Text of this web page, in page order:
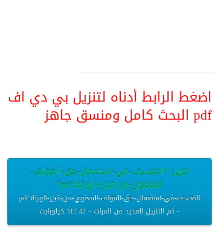
__________________________________
اضغط الرابط أدناه لتنزيل بي دي اف
pdf البحث كامل ومنسق جاهز
تنزيل “التعسف-في-استعمال-حق-المؤلف-
المعنوي-من-قبل-الورثة.pdf”
التعسف-في-استعمال-حق-المؤلف-المعنوي-من-قبل-الورثة.pdf
– تم التنزيل العديد من المرات – 312.42 كيلوبايت